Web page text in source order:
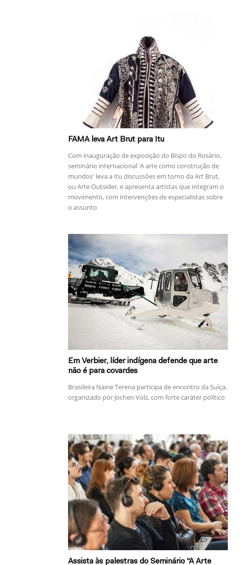
FAMA leva Art Brut para Itu
Com inauguração de exposição do Bispo do Rosário,
seminário internacional 'A arte como construção de
mundos' leva a Itu discussões em torno da Art Brut,
ou Arte Outsider, e apresenta artistas que integram o
movimento, com intervenções de especialistas sobre
o assunto
Em Verbier, líder indígena defende que arte
não é para covardes
Brasileira Naine Terena participa de encontro da Suíça,
organizado por Jochen Volz, com forte caráter político
Assista às palestras do Seminário “A Arte